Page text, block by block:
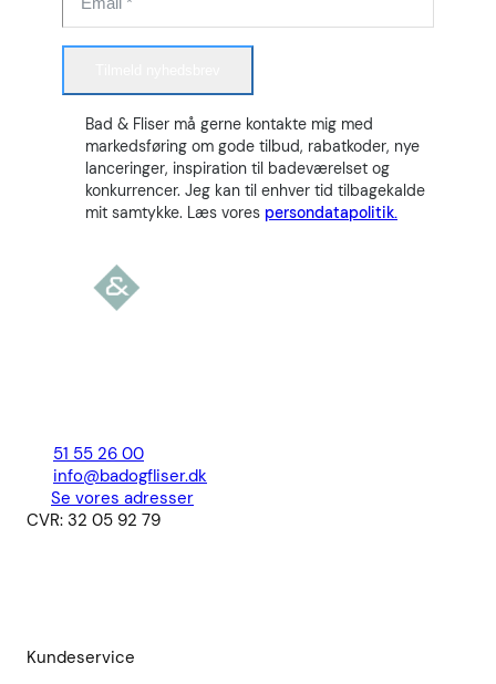
Bad & Fliser må gerne kontakte mig med
markedsføring om gode tilbud, rabatkoder, nye
lanceringer, inspiration til badeværelset og
konkurrencer. Jeg kan til enhver tid tilbagekalde
mit samtykke. Læs vores persondatapolitik.
51 55 26 00
info@badogfliser.dk
Se vores adresser
CVR: 32 05 92 79
Kundeservice